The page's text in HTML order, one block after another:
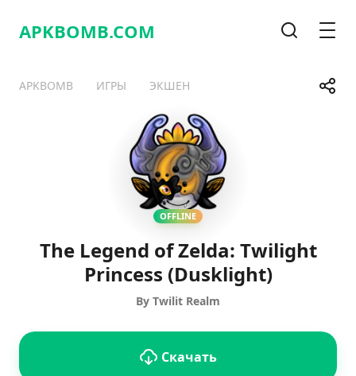
APKBOMB.COM
APKBOMB ИГРЫ ЭКШЕН
TelegramFacebook
OFFLINE
​The Legend of Zelda: Twilight
Princess (Dusklight)
By Twilit Realm
Скачать